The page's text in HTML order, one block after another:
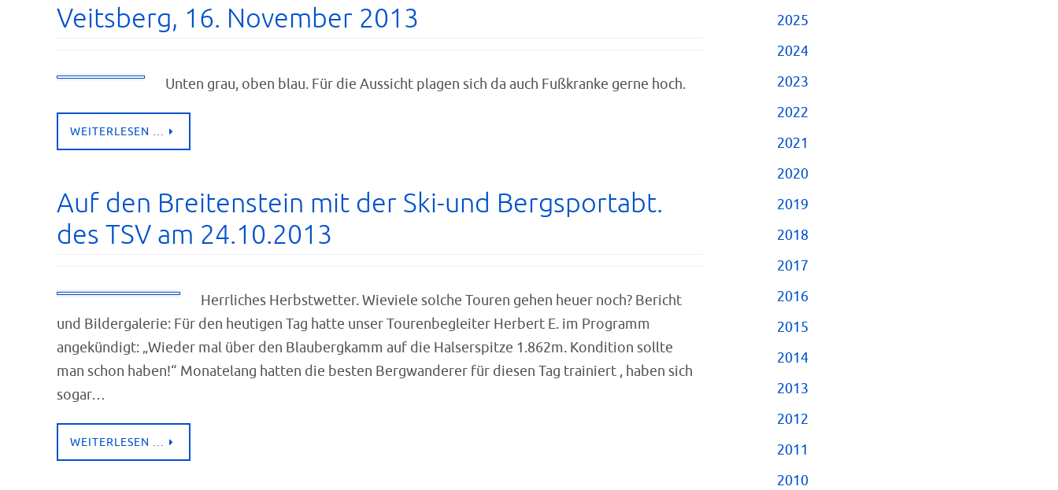
Veitsberg, 16. November 2013
Unten grau, oben blau. Für die Aussicht plagen sich da auch Fußkranke gerne hoch.
WEITERLESEN …
Auf den Breitenstein mit der Ski-und Bergsportabt.
des TSV am 24.10.2013
Herrliches Herbstwetter. Wieviele solche Touren gehen heuer noch? Bericht
und Bildergalerie: Für den heutigen Tag hatte unser Tourenbegleiter Herbert E. im Programm
angekündigt: „Wieder mal über den Blaubergkamm auf die Halserspitze 1.862m. Kondition sollte
man schon haben!“ Monatelang hatten die besten Bergwanderer für diesen Tag trainiert , haben sich
sogar…
WEITERLESEN …
2025
2024
2023
2022
2021
2020
2019
2018
2017
2016
2015
2014
2013
2012
2011
2010